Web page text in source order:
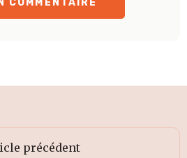
précédent